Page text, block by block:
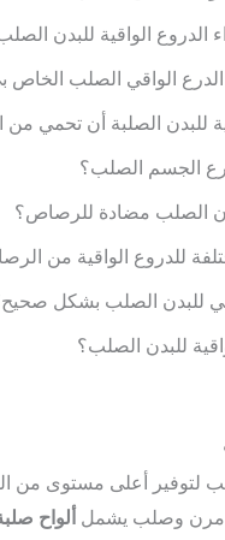
لتوفير أعلى مستوى من
مرن وصلب يشمل ألواح